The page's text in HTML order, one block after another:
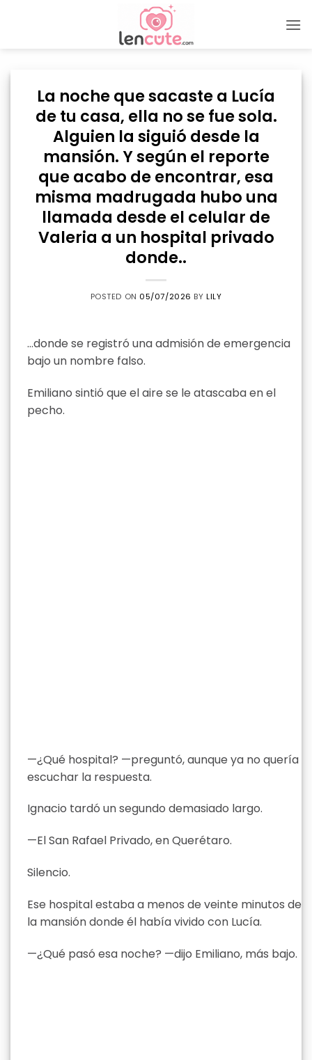
La noche que sacaste a Lucía
de tu casa, ella no se fue sola.
Alguien la siguió desde la
mansión. Y según el reporte
que acabo de encontrar, esa
misma madrugada hubo una
llamada desde el celular de
Valeria a un hospital privado
donde..
POSTED ON 05/07/2026 BYLILY
…donde se registró una admisión de emergencia
bajo un nombre falso.
Emiliano sintió que el aire se le atascaba en el
pecho.
—¿Qué hospital? —preguntó, aunque ya no quería
escuchar la respuesta.
Ignacio tardó un segundo demasiado largo.
—El San Rafael Privado, en Querétaro.
Silencio.
Ese hospital estaba a menos de veinte minutos de
la mansión donde él había vivido con Lucía.
—¿Qué pasó esa noche? —dijo Emiliano, más bajo.